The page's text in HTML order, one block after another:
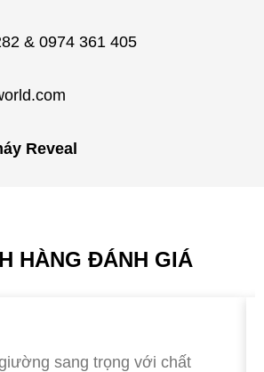
&0974 361 405
Reveal
HÀNG ĐÁNH GIÁ
sang trọng với chất